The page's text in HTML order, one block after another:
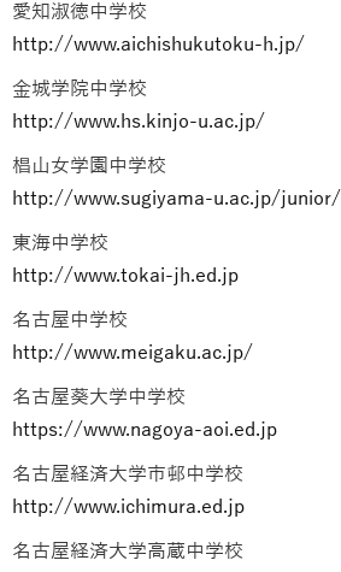
愛知淑徳中学校
http://www.aichishukutoku-h.jp/
金城学院中学校
http://www.hs.kinjo-u.ac.jp/
椙山女学園中学校
http://www.sugiyama-u.ac.jp/junior/
東海中学校
http://www.tokai-jh.ed.jp
名古屋中学校
http://www.meigaku.ac.jp/
名古屋葵大学中学校
https://www.nagoya-aoi.ed.jp
名古屋経済大学市邨中学校
http://www.ichimura.ed.jp
名古屋経済大学高蔵中学校